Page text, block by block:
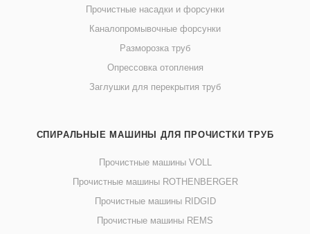
Прочистные насадки и форсунки
Каналопромывочные форсунки
Разморозка труб
Опрессовка отопления
Заглушки для перекрытия труб
СПИРАЛЬНЫЕ МАШИНЫ ДЛЯ ПРОЧИСТКИ ТРУБ
Прочистные машины VOLL
Прочистные машины ROTHENBERGER
Прочистные машины RIDGID
Прочистные машины REMS